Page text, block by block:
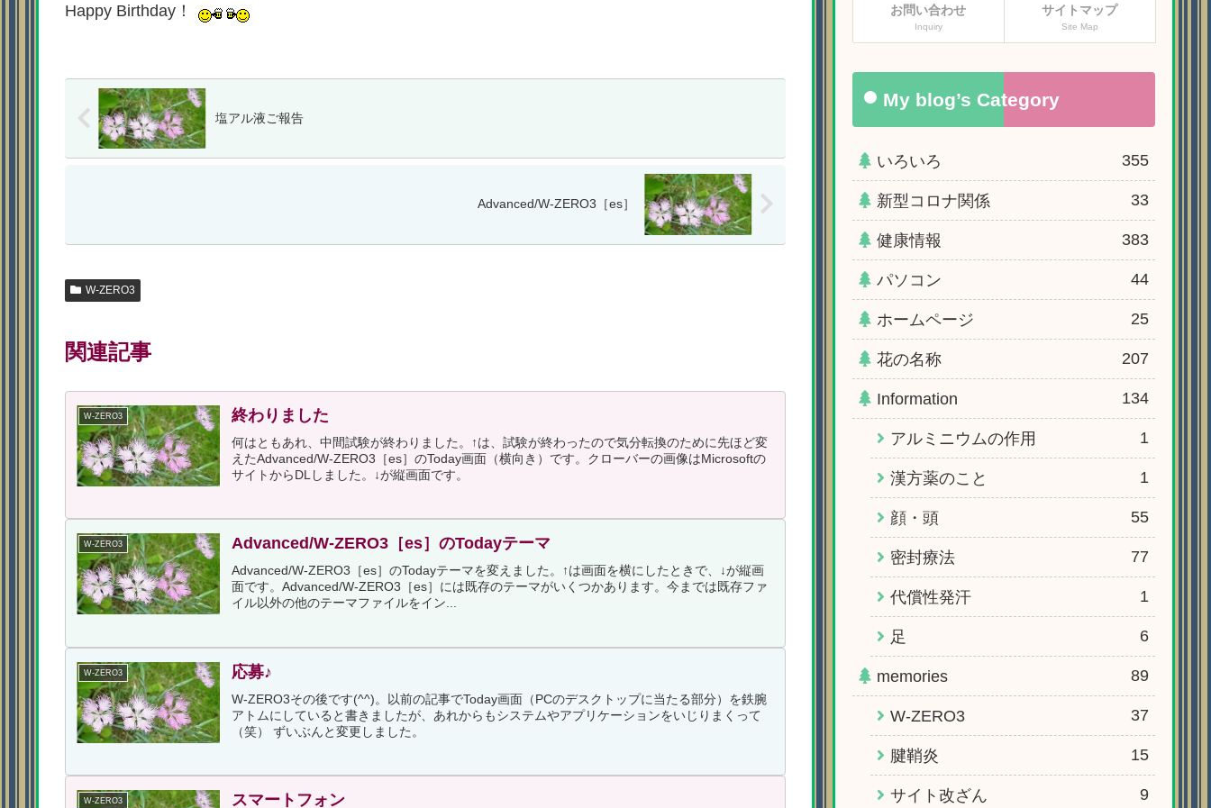
Happy Birthday！
塩アル液ご報告
Advanced/W-ZERO3［es］
W-ZERO3
関連記事
W-ZERO3 終わりました
何はともあれ、中間試験が終わりました。↑は、試験が終わったので気分転換のために先ほど変
えたAdvanced/W-ZERO3［es］のToday画面（横向き）です。クローバーの画像はMicrosoftの
サイトからDLしました。↓が縦画面です。
W-ZERO3 Advanced/W-ZERO3［es］のTodayテーマ
Advanced/W-ZERO3［es］のTodayテーマを変えました。↑は画面を横にしたときで、↓が縦画
面です。Advanced/W-ZERO3［es］には既存のテーマがいくつかあります。今までは既存ファ
イル以外の他のテーマファイルをイン...
W-ZERO3 応募♪
W-ZERO3その後です(^^)。以前の記事でToday画面（PCのデスクトップに当たる部分）を鉄腕
アトムにしていると書きましたが、あれからもシステムやアプリケーションをいじりまくって
（笑） ずいぶんと変更しました。
W-ZERO3 スマートフォン
お問い合わせ
Inquiry
サイトマップ
Site Map
My blog’s Category
いろいろ 355
新型コロナ関係 33
健康情報 383
パソコン 44
ホームページ 25
花の名称 207
Information 134
アルミニウムの作用 1
漢方薬のこと 1
顔・頭 55
密封療法 77
代償性発汗 1
足 6
memories 89
W-ZERO3 37
腱鞘炎 15
サイト改ざん 9